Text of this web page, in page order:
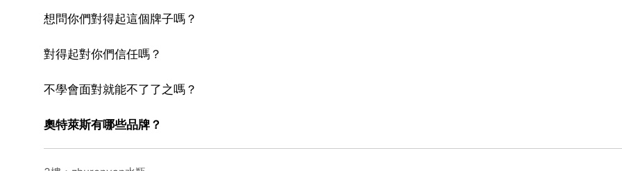
想問你們對得起這個牌子嗎？
對得起對你們信任嗎？
不學會面對就能不了了之嗎？
奧特萊斯有哪些品牌？